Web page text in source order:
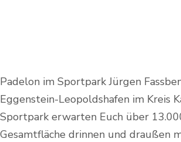
Padelon im Sportpark Jürgen
Eggenstein-Leopoldshafen im Kreis
Sportpark erwarten Euch über
Gesamtfläche drinnen und draußen